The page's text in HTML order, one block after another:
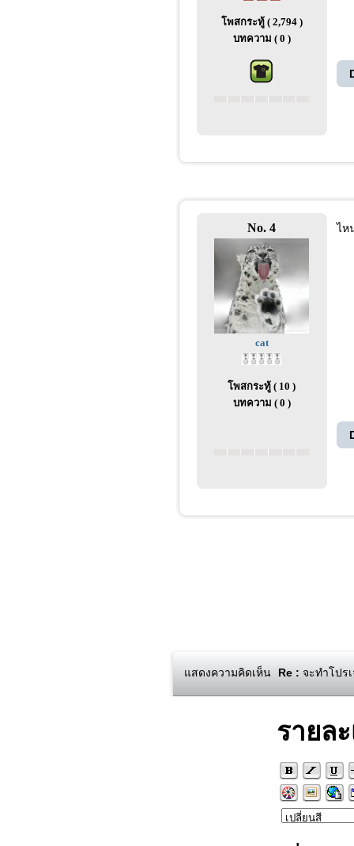
โพสกระทู้ ( 2,794 )
บทความ ( 0 )
No. 4
cat
โพสกระทู้ ( 10 )
บทความ ( 0 )
ไห
แสดงความคิดเห็น Re : จะทำโปร
รายล